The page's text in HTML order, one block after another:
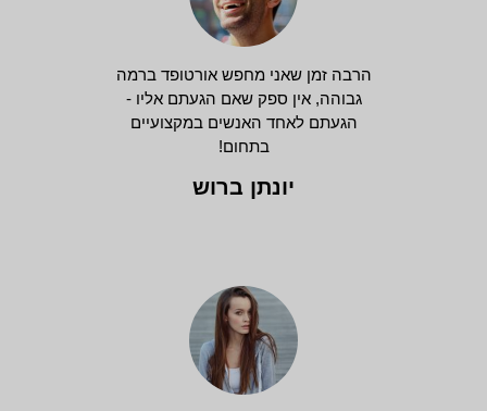
הרבה זמן שאני מחפש אורטופד ברמה
גבוהה, אין ספק שאם הגעתם אליו -
הגעתם לאחד האנשים במקצועיים
בתחום!
יונתן ברוש